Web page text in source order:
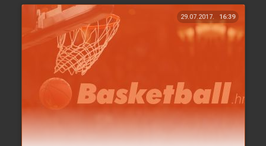
29.07.2017. 16:39